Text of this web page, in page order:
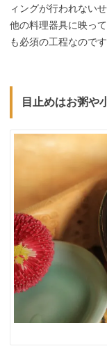
ィングが行われない
他の料理器具に映っ
も必須の工程なのです
目止めはお粥や